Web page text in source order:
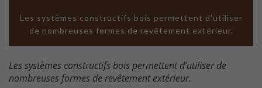
Les systèmes constructifs bois permettent d’utiliser
de nombreuses formes de revêtement extérieur.
Les systèmes constructifs bois permettent d’utiliser de
nombreuses formes de revêtement extérieur.